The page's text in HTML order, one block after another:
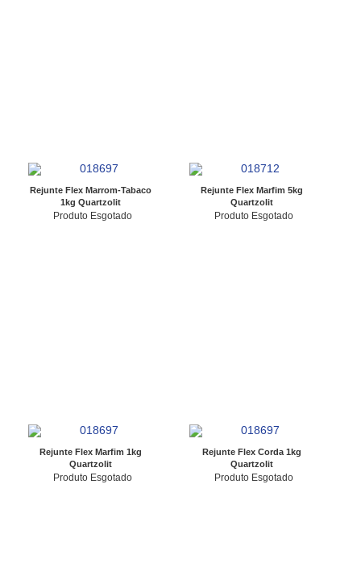
Rejunte Flex Marrom-Tabaco
1kg Quartzolit
Produto Esgotado
Rejunte Flex Marfim 5kg
Quartzolit
Produto Esgotado
Rejunte Flex Marfim 1kg
Quartzolit
Produto Esgotado
Rejunte Flex Corda 1kg
Quartzolit
Produto Esgotado